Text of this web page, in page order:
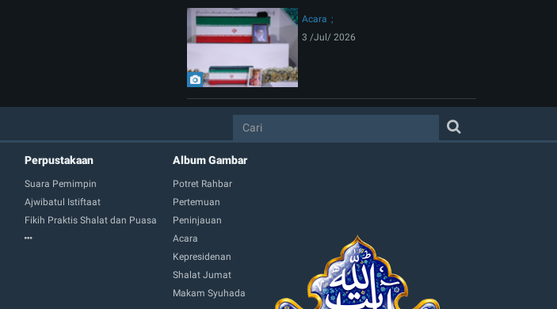
Acara
3 /Jul/ 2026
Perpustakaan
Suara Pemimpin
Ajwibatul Istiftaat
Fikih Praktis Shalat dan Puasa
Album Gambar
Potret Rahbar
Pertemuan
Peninjauan
Acara
Kepresidenan
Shalat Jumat
Makam Syuhada